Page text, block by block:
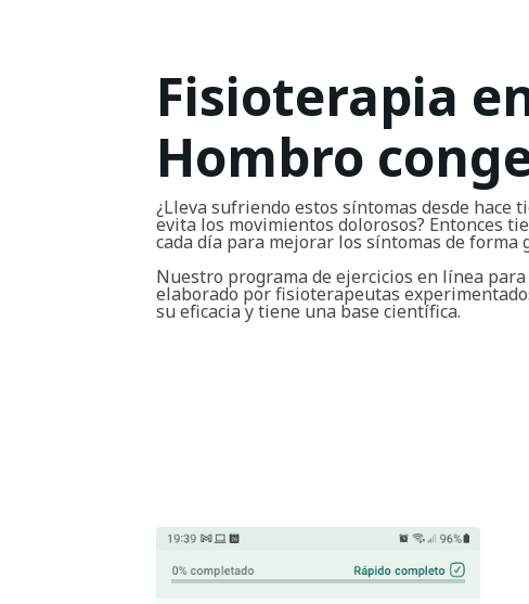
Fisioterapia
Hombro
¿Lleva sufriendo estos síntomas desde hace
evita los movimientos dolorosos? Entonces
cada día para mejorar los síntomas de forma
Nuestro programa de ejercicios en línea
elaborado por fisioterapeutas
su eficacia y tiene una base científica.